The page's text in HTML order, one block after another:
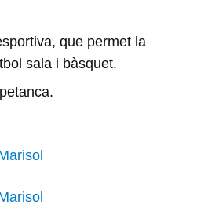
que permet la
sala i bàsquet.